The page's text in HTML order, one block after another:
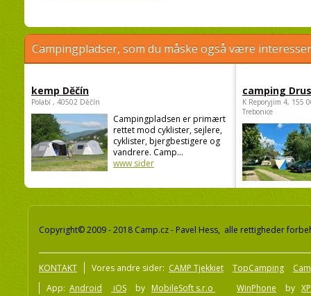
Campingpladser, som du måske også være
kemp Děčín
Polabí , 40502 Děčín
Campingpladsen er primært
rettet mod cyklister, sejlere,
cyklister, bjergbestigere og
vandrere. Camp...
www sider
camping
K Reporyjim 4, 155
Trebonice
Copyright© 2009 - 2018 Camp.cz - Pavel Hess, alle rettigheder
KONTAKT Vores andre sider: CAMP Tjekkiet TopCamping
App: Android iOS by MobileSoft s.r.o WinPhone by